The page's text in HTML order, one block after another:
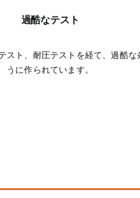
過酷なテスト
スト、耐圧テストを経て、過酷な
うに作られています。